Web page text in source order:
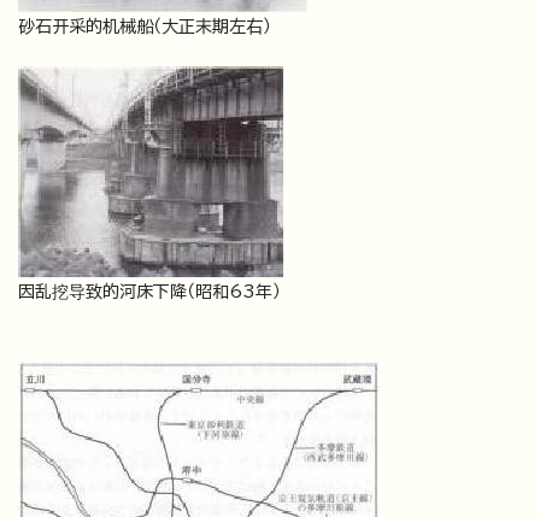
砂石开采的机械船（大正末期左右）
因乱挖导致的河床下降（昭和63年）